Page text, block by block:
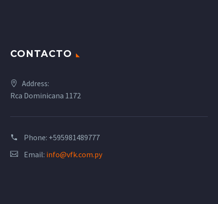
CONTACTO
Address:
Rca Dominicana 1172
Phone: +595981489777
Email: info@vfk.com.py